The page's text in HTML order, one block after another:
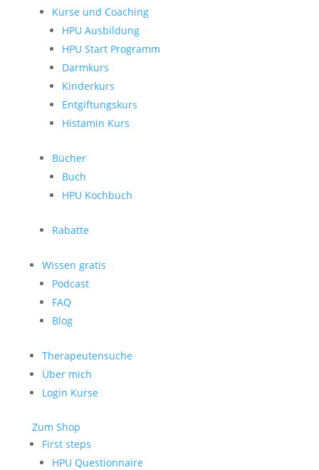
Kurse und Coaching
HPU Ausbildung
HPU Start Programm
Darmkurs
Kinderkurs
Entgiftungskurs
Histamin Kurs
Bücher
Buch
HPU Kochbuch
Rabatte
Wissen gratis
Podcast
FAQ
Blog
Therapeutensuche
Über mich
Login Kurse
Zum Shop
First steps
HPU Questionnaire